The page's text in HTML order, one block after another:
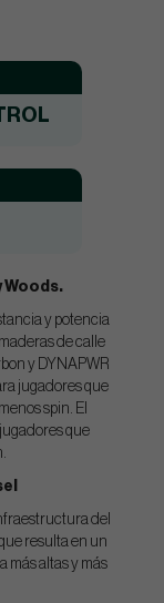
Woods.
y potencia
de calle
y DYNAPWR
jugadores que
spin. El
que
del
resulta en un
más altas y más